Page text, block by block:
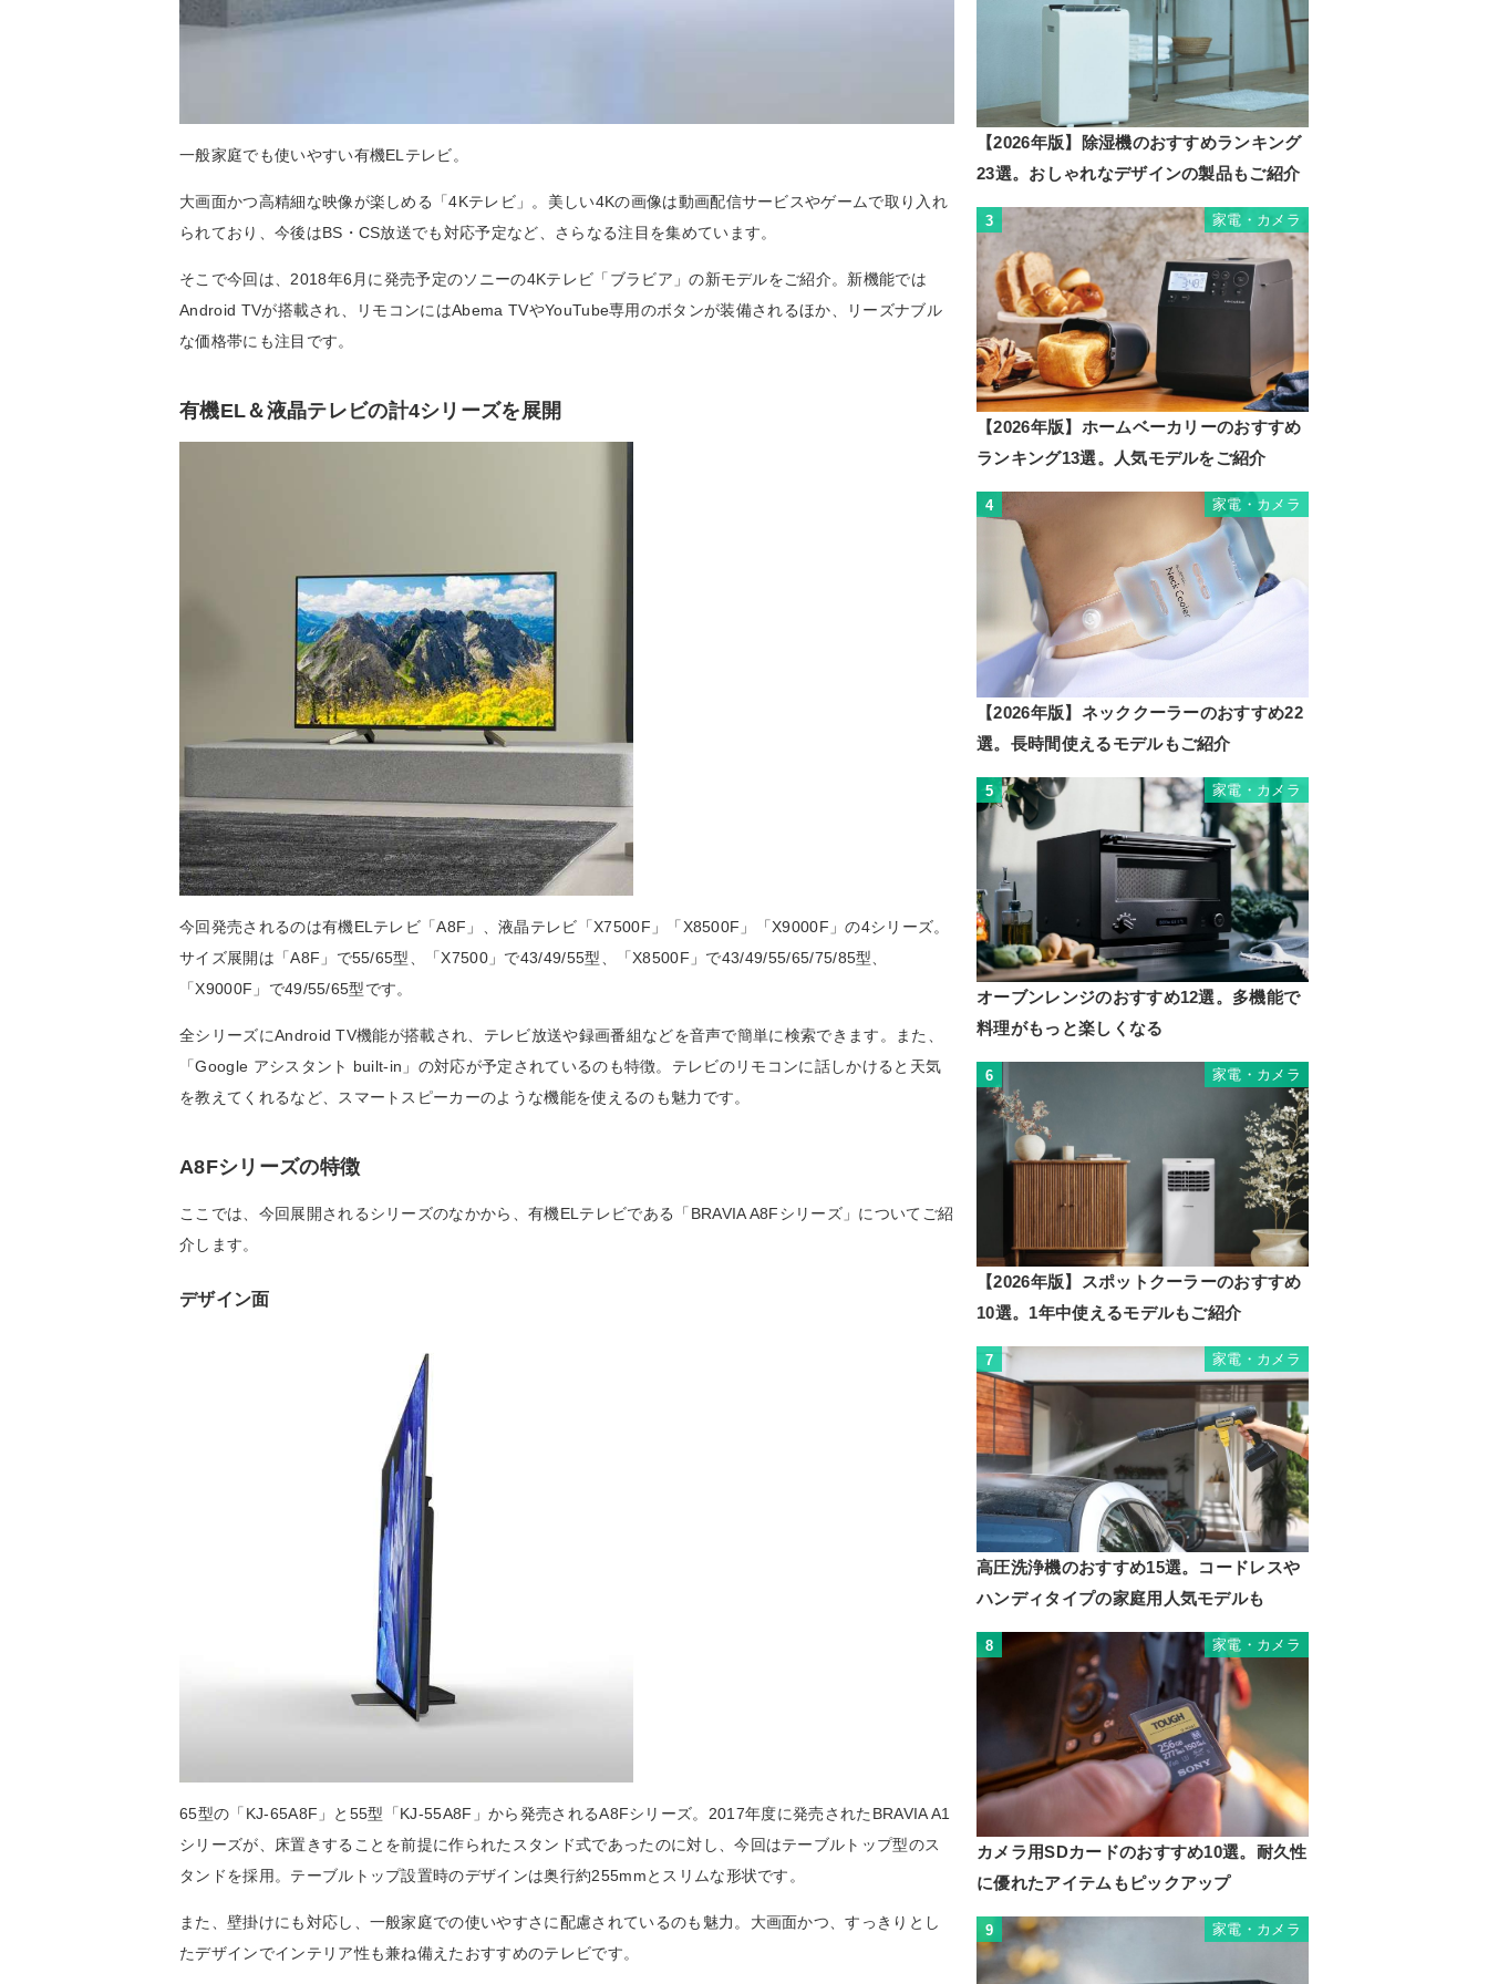
一般家庭でも使いやすい有機ELテレビ。
大画面かつ高精細な映像が楽しめる「4Kテレビ」。美しい4Kの画像は動画配信サービスやゲームで取り入れ
られており、今後はBS・CS放送でも対応予定など、さらなる注目を集めています。
そこで今回は、2018年6月に発売予定のソニーの4Kテレビ「ブラビア」の新モデルをご紹介。新機能では
Android TVが搭載され、リモコンにはAbema TVやYouTube専用のボタンが装備されるほか、リーズナブル
な価格帯にも注目です。
有機EL＆液晶テレビの計4シリーズを展開
今回発売されるのは有機ELテレビ「A8F」、液晶テレビ「X7500F」「X8500F」「X9000F」の4シリーズ。
サイズ展開は「A8F」で55/65型、「X7500」で43/49/55型、「X8500F」で43/49/55/65/75/85型、
「X9000F」で49/55/65型です。
全シリーズにAndroid TV機能が搭載され、テレビ放送や録画番組などを音声で簡単に検索できます。また、
「Google アシスタント built-in」の対応が予定されているのも特徴。テレビのリモコンに話しかけると天気
を教えてくれるなど、スマートスピーカーのような機能を使えるのも魅力です。
A8Fシリーズの特徴
ここでは、今回展開されるシリーズのなかから、有機ELテレビである「BRAVIA A8Fシリーズ」についてご紹
介します。
デザイン面
65型の「KJ-65A8F」と55型「KJ-55A8F」から発売されるA8Fシリーズ。2017年度に発売されたBRAVIA A1
シリーズが、床置きすることを前提に作られたスタンド式であったのに対し、今回はテーブルトップ型のス
タンドを採用。テーブルトップ設置時のデザインは奥行約255mmとスリムな形状です。
また、壁掛けにも対応し、一般家庭での使いやすさに配慮されているのも魅力。大画面かつ、すっきりとし
たデザインでインテリア性も兼ね備えたおすすめのテレビです。
【2026年版】除湿機のおすすめランキング
23選。おしゃれなデザインの製品もご紹介
3 家電・カメラ
【2026年版】ホームベーカリーのおすすめ
ランキング13選。人気モデルをご紹介
4 家電・カメラ
【2026年版】ネッククーラーのおすすめ22
選。長時間使えるモデルもご紹介
5 家電・カメラ
オーブンレンジのおすすめ12選。多機能で
料理がもっと楽しくなる
6 家電・カメラ
【2026年版】スポットクーラーのおすすめ
10選。1年中使えるモデルもご紹介
7 家電・カメラ
高圧洗浄機のおすすめ15選。コードレスや
ハンディタイプの家庭用人気モデルも
8 家電・カメラ
カメラ用SDカードのおすすめ10選。耐久性
に優れたアイテムもピックアップ
9 家電・カメラ